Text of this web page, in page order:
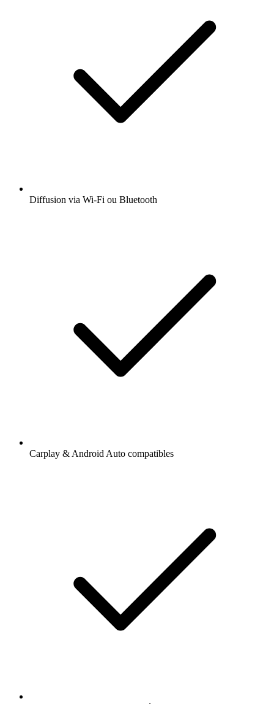
Diffusion via Wi-Fi ou Bluetooth
Carplay & Android Auto compatibles